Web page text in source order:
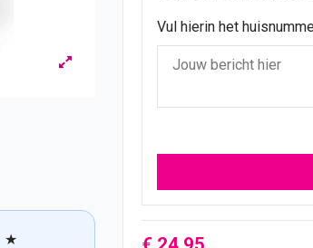
★
Vul hierin het